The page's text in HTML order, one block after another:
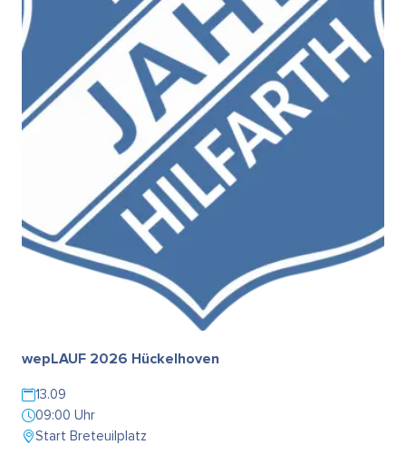
wepLAUF 2026 Hückelhoven
13.09
09:00 Uhr
Start Breteuilplatz